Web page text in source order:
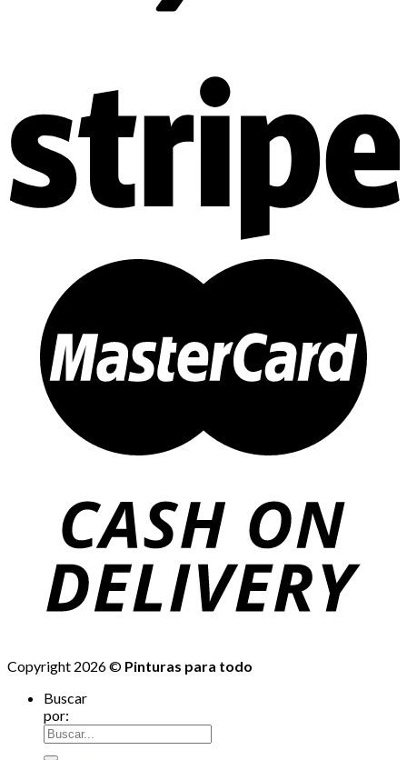
Copyright 2026 © Pinturas para todo
Buscar
por: